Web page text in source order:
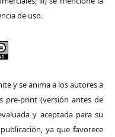
de uso.
y se anima a los autores a
pre-print (versión antes de
y aceptada para su
ya que favorece